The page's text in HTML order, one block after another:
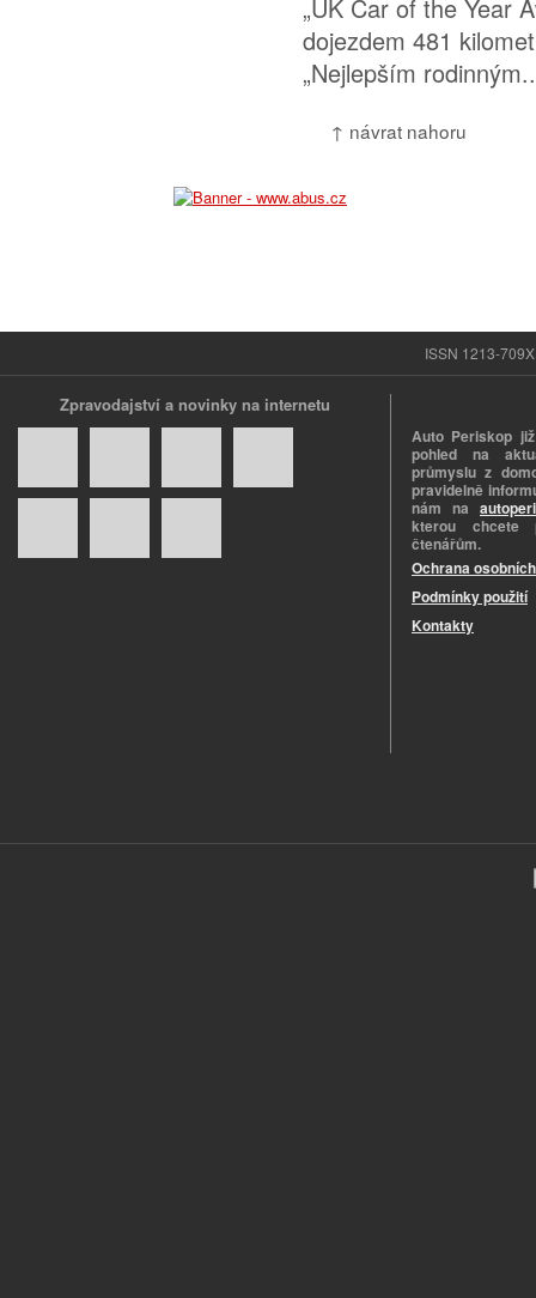
„UK Car of the Year
dojezdem 481
„Nejlepším
↑ návrat nahoru
ISSN 1213-
Zpravodajství a novinky na internetu
Auto Periskop
pohled na
průmyslu z
pravidelně
nám na
kterou chcete
čtenářům.
Ochrana
Podmínky použití
Kontakty